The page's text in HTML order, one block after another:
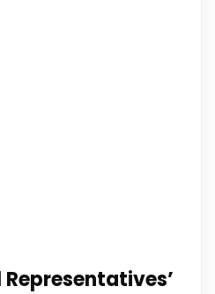
Representatives’